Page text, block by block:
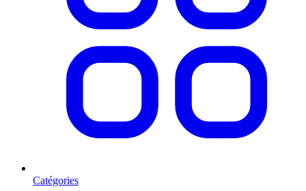
Catégories